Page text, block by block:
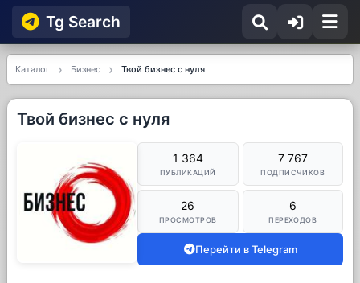
Tg Searсh
Каталог Бизнес Твой бизнес с нуля
Твой бизнес с нуля
1 364
ПУБЛИКАЦИЙ
7 767
ПОДПИСЧИКОВ
26
ПРОСМОТРОВ
6
ПЕРЕХОДОВ
Перейти в Telegram